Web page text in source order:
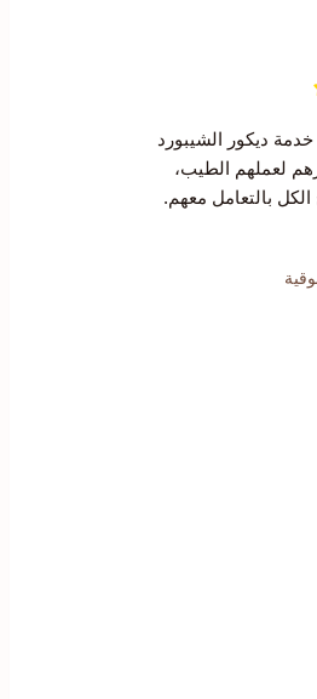
ديكور الشيبورد
لعملهم الطيب،
بالتعامل معهم.